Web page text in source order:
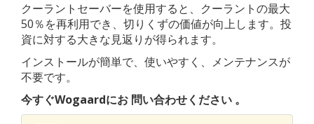
クーラントセーバーを使用すると、クーラントの最大
50％を再利用でき、切りくずの価値が向上します。投
資に対する大きな見返りが得られます。
インストールが簡単で、使いやすく、メンテナンスが
不要です。
今すぐWogaardにお 問い合わせください 。